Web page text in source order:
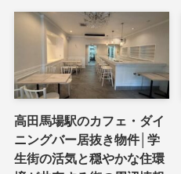
高田馬場駅のカフェ・ダイ
ニングバー居抜き物件│学
生街の活気と穏やかな住環